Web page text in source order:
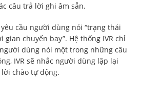
câu trả lời ghi âm sẵn.
cầu người dùng nói “trạng thái
gian chuyến bay”. Hệ thống IVR chỉ
dùng nói một trong những câu
IVR sẽ nhắc người dùng lặp lại
chào tự động.